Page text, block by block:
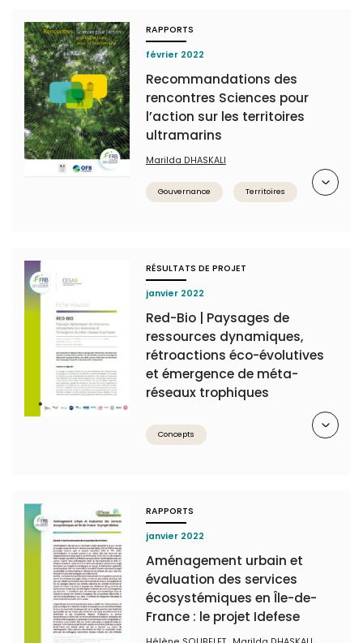
RAPPORTS
février 2022
Recommandations des
rencontres Sciences pour
l’action sur les territoires
ultramarins
Marilda DHASKALI
Gouvernance Territoires
RÉSULTATS DE PROJET
janvier 2022
Red-Bio | Paysages de
ressources dynamiques,
rétroactions éco-évolutives
et émergence de méta-
réseaux trophiques
Concepts
RAPPORTS
janvier 2022
Aménagement urbain et
évaluation des services
écosystémiques en Île-de-
France : le projet Idefese